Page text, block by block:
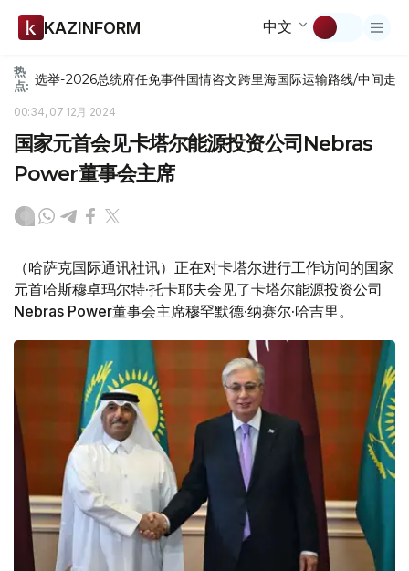
KAZINFORM 中文
热
点: 选举-2026总统府任免事件国情咨文跨里海国际运输路线/中间走廊
00:34, 07 12月 2024
国家元首会见卡塔尔能源投资公司Nebras
Power董事会主席
（哈萨克国际通讯社讯）正在对卡塔尔进行工作访问的国家
元首哈斯穆卓玛尔特·托卡耶夫会见了卡塔尔能源投资公司
Nebras Power董事会主席穆罕默德·纳赛尔·哈吉里。